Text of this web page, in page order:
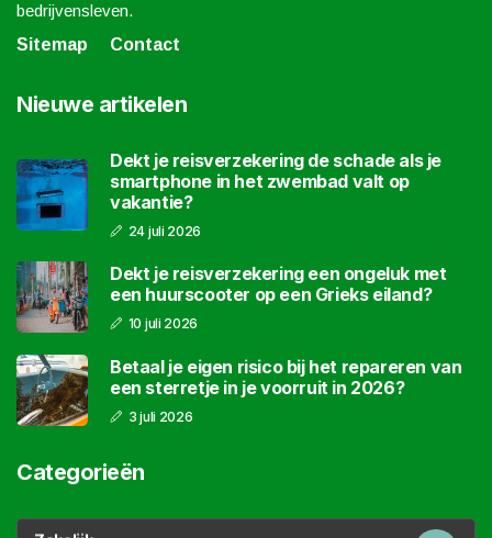
bedrijvensleven.
Sitemap
Contact
Nieuwe artikelen
Dekt je reisverzekering de schade als je
smartphone in het zwembad valt op
vakantie?
24 juli 2026
Dekt je reisverzekering een ongeluk met
een huurscooter op een Grieks eiland?
10 juli 2026
Betaal je eigen risico bij het repareren van
een sterretje in je voorruit in 2026?
3 juli 2026
Categorieën